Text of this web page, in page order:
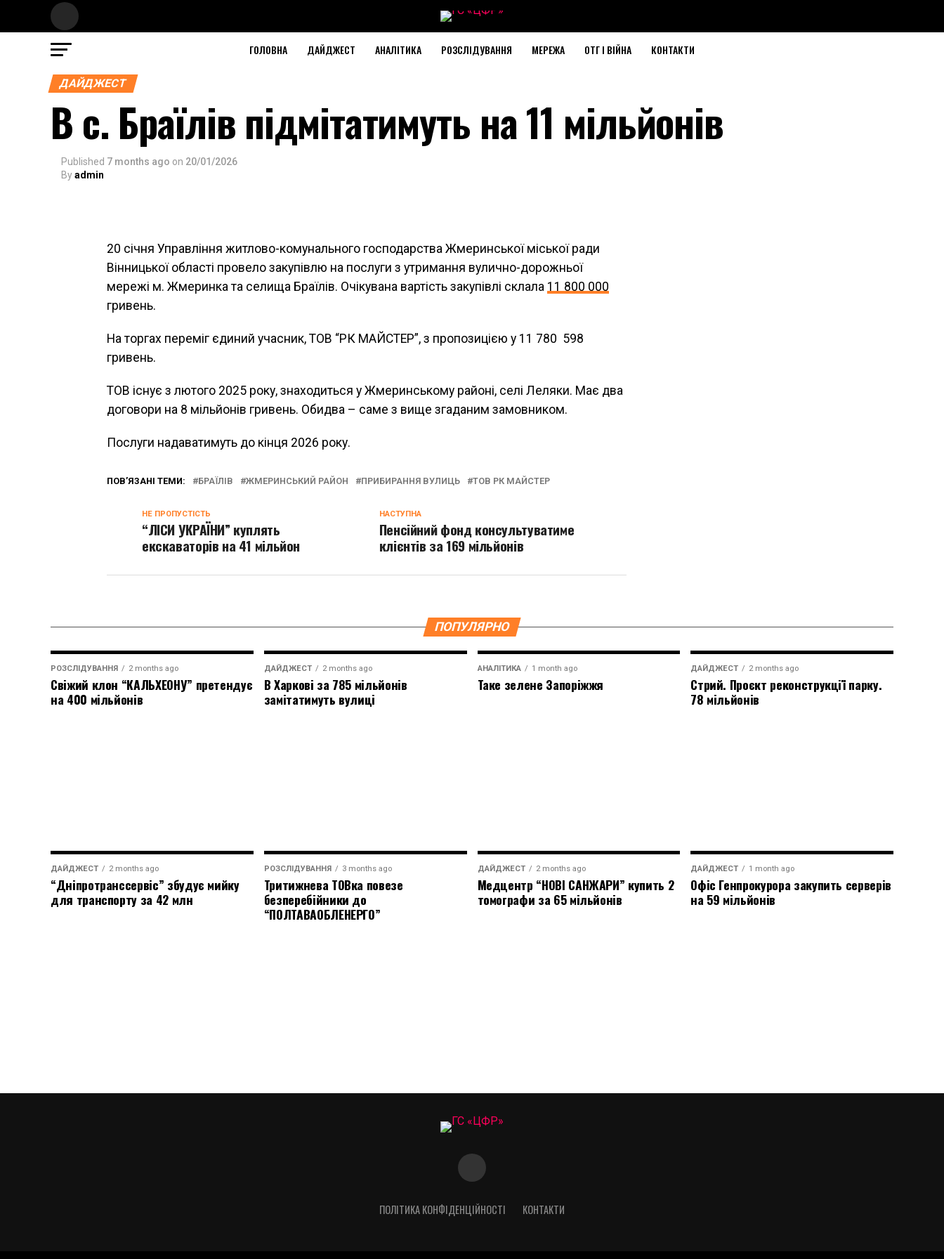
ГОЛОВНА ДАЙДЖЕСТ АНАЛІТИКА РОЗСЛІДУВАННЯ МЕРЕЖА ОТГ І ВІЙНА КОНТАКТИ
ДАЙДЖЕСТ
В с. Браїлів підмітатимуть на 11 мільйонів
Published 7 months ago on 20/01/2026
Byadmin
20 січня Управління житлово-комунального господарства Жмеринської міської ради
Вінницької області провело закупівлю на послуги з утримання вулично-дорожньої
мережі м. Жмеринка та селища Браїлів. Очікувана вартість закупівлі склала 11 800 000
гривень.
На торгах переміг єдиний учасник, ТОВ “РК МАЙСТЕР”, з пропозицією у 11 780 598
гривень.
ТОВ існує з лютого 2025 року, знаходиться у Жмеринському районі, селі Леляки. Має два
договори на 8 мільйонів гривень. Обидва – саме з вище згаданим замовником.
Послуги надаватимуть до кінця 2026 року.
ПОВ’ЯЗАНІ ТЕМИ: БРАЇЛІВ ЖМЕРИНСЬКИЙ РАЙОН ПРИБИРАННЯ ВУЛИЦЬ ТОВ РК МАЙСТЕР
НАСТУПНА
Пенсійний фонд консультуватиме
клієнтів за 169 мільйонів
НЕ ПРОПУСТІСТЬ
“ЛІСИ УКРАЇНИ” куплять
екскаваторів на 41 мільйон
ПОПУЛЯРНО
РОЗСЛІДУВАННЯ 2 months ago
Свіжий клон “КАЛЬХЕОНУ” претендує
на 400 мільйонів
ДАЙДЖЕСТ 2 months ago
В Харкові за 785 мільйонів
замітатимуть вулиці
АНАЛІТИКА 1 month ago
Таке зелене Запоріжжя
ДАЙДЖЕСТ 2 months ago
Стрий. Проєкт реконструкції парку.
78 мільйонів
ДАЙДЖЕСТ 2 months ago
“Дніпротранссервіс” збудує мийку
для транспорту за 42 млн
РОЗСЛІДУВАННЯ 3 months ago
Тритижнева ТОВка повезе
безперебійники до
“ПОЛТАВАОБЛЕНЕРГО”
ДАЙДЖЕСТ 2 months ago
Медцентр “НОВІ САНЖАРИ” купить 2
томографи за 65 мільйонів
ДАЙДЖЕСТ 1 month ago
Офіс Генпрокурора закупить серверів
на 59 мільйонів
ПОЛІТИКА КОНФІДЕНЦІЙНОСТІ КОНТАКТИ